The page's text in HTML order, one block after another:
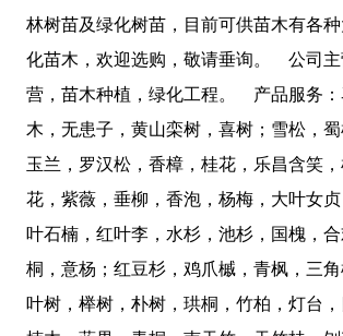
林树苗及绿化树苗，目前可供苗木有各
化苗木，欢迎选购，敬请垂询。 公司主
营，苗木种植，绿化工程。 产品服务：
木，无患子，黄山栾树，喜树；雪松，
玉兰，罗汉松，香樟，桂花，乐昌含笑
花，紫薇，垂柳，香泡，杨梅，大叶女
叶石楠，红叶李，水杉，池杉，国槐，
桐，意杨；红豆杉，鸡爪槭，青枫，三
叶树，榉树，朴树，珙桐，竹柏，灯台，